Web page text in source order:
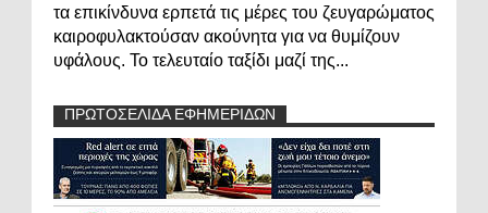
τα επικίνδυνα ερπετά τις μέρες του ζευγαρώματος
καιροφυλακτούσαν ακούνητα για να θυμίζουν
υφάλους. Το τελευταίο ταξίδι μαζί της...
ΠΡΩΤΟΣΕΛΙΔΑ ΕΦΗΜΕΡΙΔΩΝ